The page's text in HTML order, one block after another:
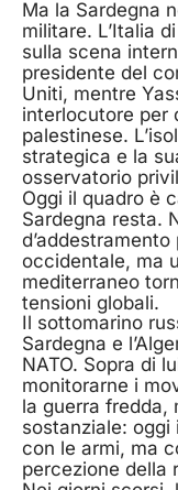
Ma la Sardegna
militare. L’Italia
sulla scena
presidente del
Uniti, mentre
interlocutore per
palestinese.
strategica e la
osservatorio
Oggi il quadro è
Sardegna resta.
occidentale, ma
mediterraneo
tensioni globali.
Il sottomarino
Sardegna e
NATO. Sopra di
monitorarne i
la guerra fredda,
sostanziale: oggi
con le armi, ma
percezione della